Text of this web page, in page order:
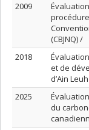
2009
(CBJNQ) /
2018
et de
d’Ain
2025
du